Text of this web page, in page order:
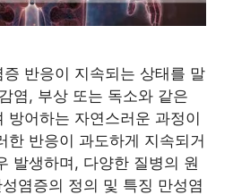
반응이 지속되는 상태를 말
염, 부상 또는 독소와 같은
방어하는 자연스러운 과정이
한 반응이 과도하게 지속되거
발생하며, 다양한 질병의 원
염증의 정의 및 특징 만성염